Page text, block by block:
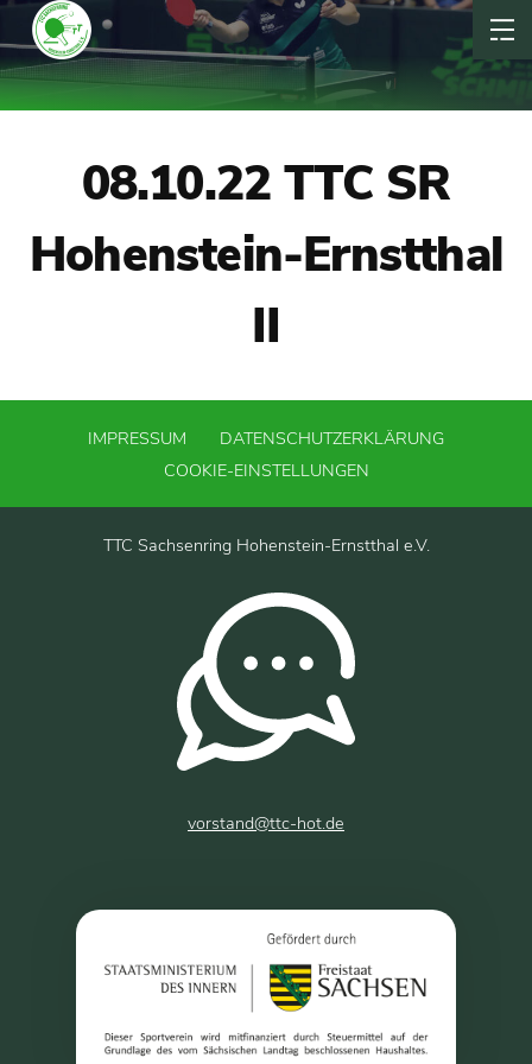
08.10.22 TTC SR
Hohenstein-Ernstthal
II
IMPRESSUM
DATENSCHUTZERKLÄRUNG
COOKIE-EINSTELLUNGEN
TTC Sachsenring Hohenstein-Ernstthal e.V.
vorstand@ttc-hot.de